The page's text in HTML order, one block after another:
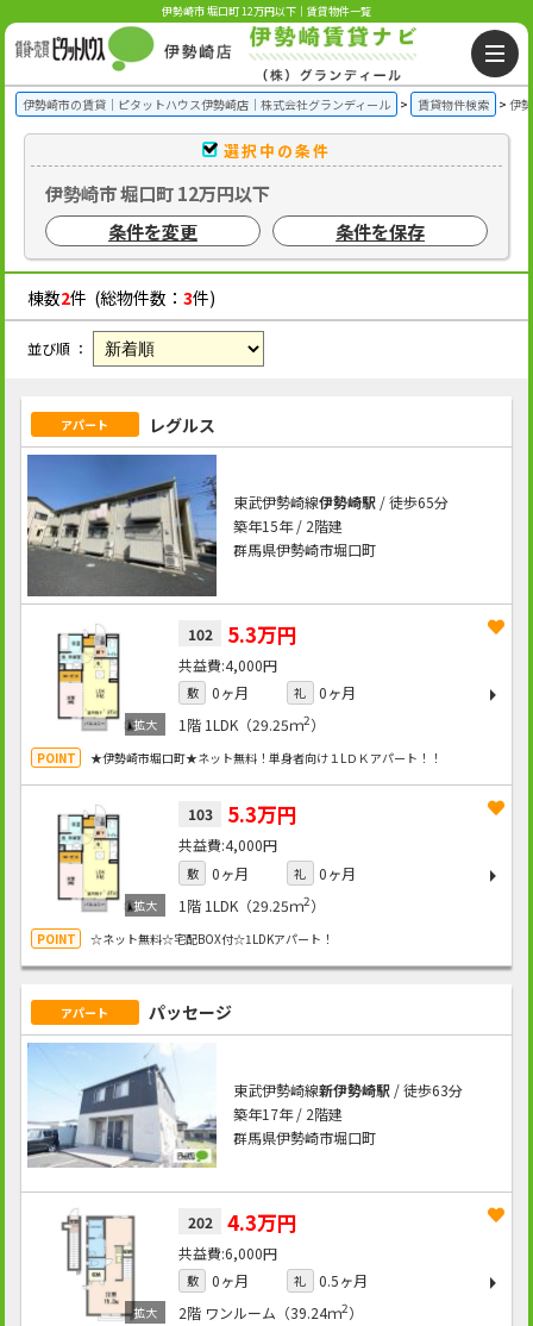
伊勢崎市 堀口町 12万円以下｜賃貸物件一覧
伊勢崎市の賃貸｜ピタットハウス伊勢崎店｜株式会社グランディール 賃貸物件検索 伊
選択中の条件
伊勢崎市 堀口町 12万円以下
条件を変更
条件を保存
棟数2件 (総物件数： 3件)
並び順 ：
アパート レグルス
東武伊勢崎線伊勢崎駅/ 徒歩65分
築年15年 / 2階建
群馬県伊勢崎市堀口町
102 5.3万円
4,000円
敷 0ヶ月 礼
0ヶ月
1階 1LDK（29.25ｍ2）
★伊勢崎市堀口町★ネット無料！単身者向け１LＤＫアパート！！
103 5.3万円
4,000円
敷 0ヶ月 礼
0ヶ月
1階 1LDK（29.25ｍ2）
☆ネット無料☆宅配BOX付☆1LDKアパート！
アパート パッセージ
東武伊勢崎線新伊勢崎駅/ 徒歩63分
築年17年 / 2階建
群馬県伊勢崎市堀口町
202 4.3万円
6,000円
敷 0ヶ月 礼
0.5ヶ月
2階 ワンルーム（39.24ｍ2）